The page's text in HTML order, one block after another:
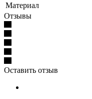
Материал
Отзывы
Оставить отзыв